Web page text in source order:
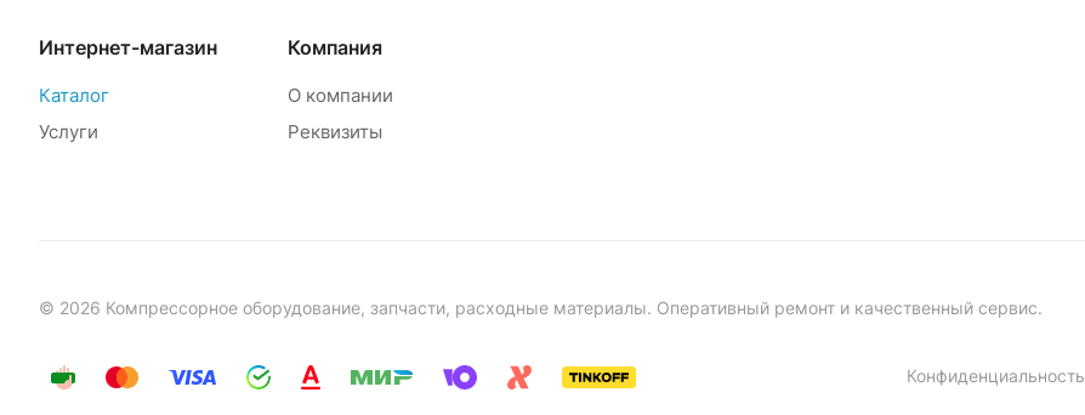
Интернет-магазин
Каталог
Услуги
Компания
О компании
Реквизиты
© 2026 Компрессорное оборудование, запчасти, расходные материалы. Оперативный ремонт и качественный сервис.
Конфиденциальность